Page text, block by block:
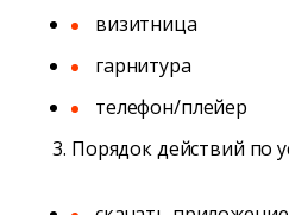
визитница
гарнитура
телефон/плейер
Порядок действий по